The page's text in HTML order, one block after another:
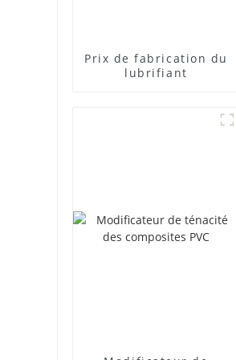
Prix ​​de fabrication du
lubrifiant